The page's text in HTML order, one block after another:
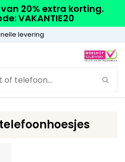
20% extra korting.
VAKANTIE20
levering